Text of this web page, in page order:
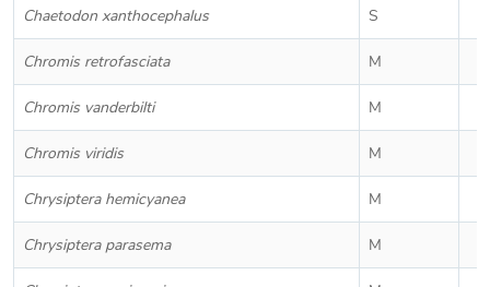
Chaetodon xanthocephalus S
Chromis retrofasciata M
Chromis vanderbilti M
Chromis viridis M
Chrysiptera hemicyanea M
Chrysiptera parasema M